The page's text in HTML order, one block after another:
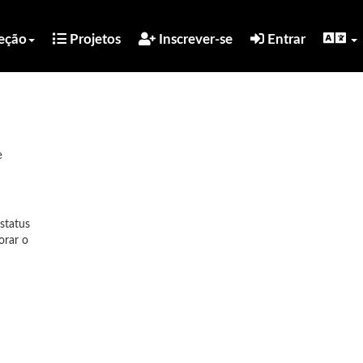
Projetos Inscrever-se Entrar
o